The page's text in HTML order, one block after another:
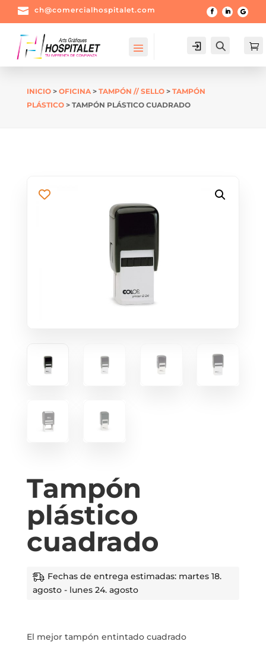
 ch@comercialhospitalet.com
Login Buscar
INICIO> OFICINA> TAMPÓN // SELLO> TAMPÓN
PLÁSTICO> TAMPÓN PLÁSTICO CUADRADO
Tampón
plástico
cuadrado
Fechas de entrega estimadas: martes 18.
agosto - lunes 24. agosto
El mejor tampón entintado cuadrado